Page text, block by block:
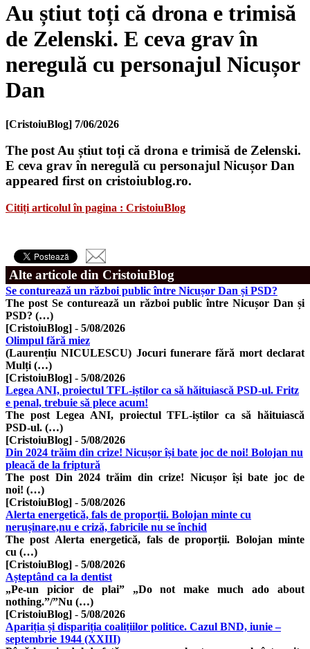
Au știut toți că drona e trimisă
de Zelenski. E ceva grav în
neregulă cu personajul Nicușor
Dan
[CristoiuBlog] 7/06/2026
The post Au știut toți că drona e trimisă de Zelenski.
E ceva grav în neregulă cu personajul Nicușor Dan
appeared first on cristoiublog.ro.
Citiți articolul în pagina : CristoiuBlog
Alte articole din CristoiuBlog
Se conturează un război public între Nicușor Dan și PSD?
The post Se conturează un război public între Nicușor Dan și
PSD? (…)
[CristoiuBlog] - 5/08/2026
Olimpul fără miez
(Laurențiu NICULESCU) Jocuri funerare fără mort declarat
Mulți (…)
[CristoiuBlog] - 5/08/2026
Legea ANI, proiectul TFL-iștilor ca să hăituiască PSD-ul. Fritz
e penal, trebuie să plece acum!
The post Legea ANI, proiectul TFL-iștilor ca să hăituiască
PSD-ul. (…)
[CristoiuBlog] - 5/08/2026
Din 2024 trăim din crize! Nicușor își bate joc de noi! Bolojan nu
pleacă de la friptură
The post Din 2024 trăim din crize! Nicușor își bate joc de
noi! (…)
[CristoiuBlog] - 5/08/2026
Alerta energetică, fals de proporții. Bolojan minte cu
nerușinare,nu e criză, fabricile nu se închid
The post Alerta energetică, fals de proporții. Bolojan minte
cu (…)
[CristoiuBlog] - 5/08/2026
Așteptând ca la dentist
„Pe-un picior de plai” „Do not make much ado about
nothing.”/”Nu (…)
[CristoiuBlog] - 5/08/2026
Apariția și dispariția coalițiilor politice. Cazul BND, iunie –
septembrie 1944 (XXIII)